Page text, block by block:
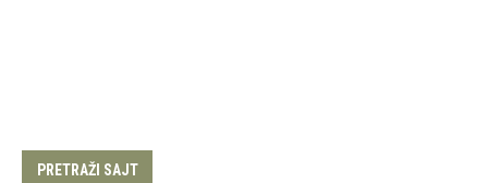
PRETRAŽI SAJT